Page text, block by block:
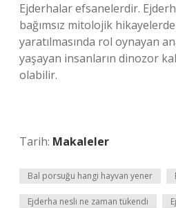
Ejderhalar efsanelerdir.
bağımsız mitolojik
yaratılmasında rol oynayan
yaşayan insanların dinozor
olabilir.
Tarih: Makaleler
Bal porsuğu hangi hayvan yener
Ejderha nesli ne zaman tükendi